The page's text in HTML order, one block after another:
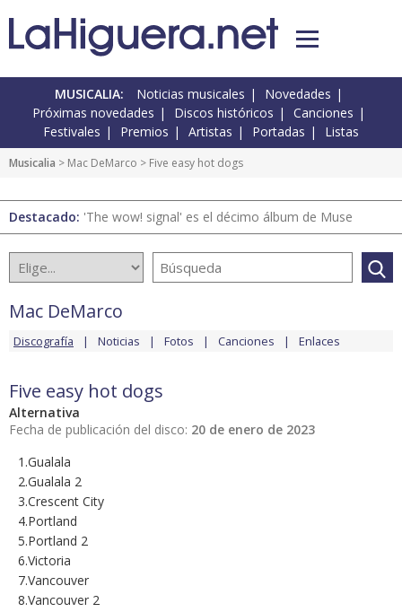
MUSICALIA: Noticias musicales
Novedades
Próximas novedades
Discos históricos
Canciones
Festivales
Premios Artistas Portadas Listas
Musicalia > Mac DeMarco > Five easy hot dogs
Destacado: 'The wow! signal' es el décimo álbum de Muse
Mac DeMarco
Discografía Noticias Fotos Canciones Enlaces
Five easy hot dogs
Alternativa
Fecha de publicación del disco: 20 de enero de 2023
1.Gualala
2.Gualala 2
3.Crescent City
4.Portland
5.Portland 2
6.Victoria
7.Vancouver
8.Vancouver 2